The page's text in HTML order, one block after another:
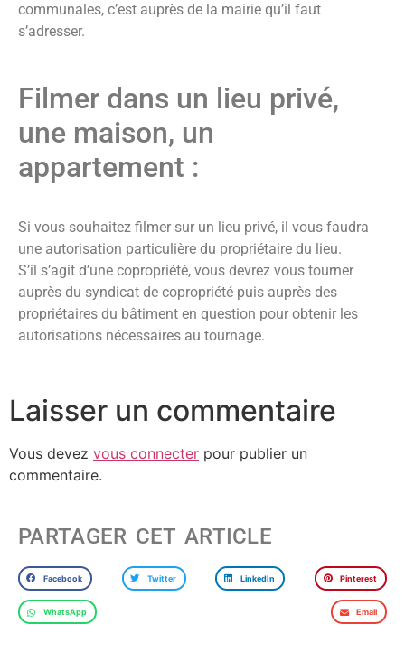
communales, c’est auprès de la mairie qu’il faut
s’adresser.
Filmer dans un lieu privé,
une maison, un
appartement :
Si vous souhaitez filmer sur un lieu privé, il vous faudra
une autorisation particulière du propriétaire du lieu.
S’il s’agit d’une copropriété, vous devrez vous tourner
auprès du syndicat de copropriété puis auprès des
propriétaires du bâtiment en question pour obtenir les
autorisations nécessaires au tournage.
Laisser un commentaire
Vous devez vous connecter pour publier un
commentaire.
PARTAGER CET ARTICLE
Facebook Twitter LinkedIn Pinterest
WhatsApp Email